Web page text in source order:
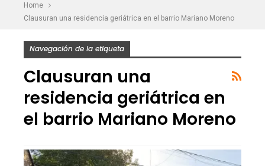
Home
Clausuran una residencia geriátrica en el barrio Mariano Moreno
Navegación de la etiqueta
Clausuran una
residencia geriátrica en
el barrio Mariano Moreno